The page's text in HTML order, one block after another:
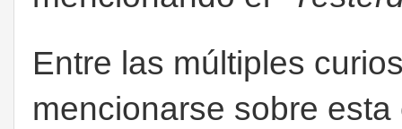
Entre las múltiples
mencionarse sobre